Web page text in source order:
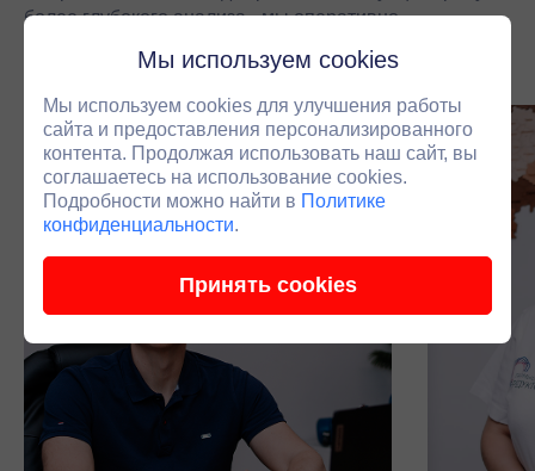
более глубокого анализа - мы оперативно
Мы используем cookies
Мы используем cookies для улучшения работы
сайта и предоставления персонализированного
контента. Продолжая использовать наш сайт, вы
соглашаетесь на использование cookies.
Подробности можно найти в Политике
конфиденциальности.
Принять cookies